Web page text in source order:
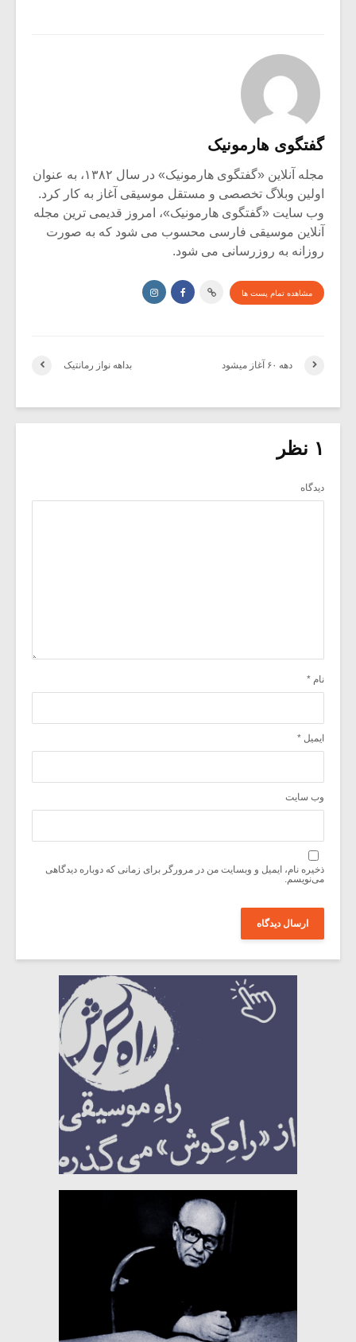
گفتگوی هارمونیک
مجله آنلاین «گفتگوی هارمونیک» در سال ۱۳۸۲، به عنوان
اولین وبلاگ تخصصی و مستقل موسیقی آغاز به کار کرد.
وب سایت «گفتگوی هارمونیک»، امروز قدیمی ترین مجله
آنلاین موسیقی فارسی محسوب می شود که به صورت
روزانه به روزرسانی می شود.
مشاهده تمام پست ها
بداهه نواز رمانتیک دهه ۶۰ آغاز میشود
۱ نظر
دیدگاه
نام *
ایمیل *
وب‌ سایت
ذخیره نام، ایمیل و وبسایت من در مرورگر برای زمانی که دوباره دیدگاهی
می‌نویسم.